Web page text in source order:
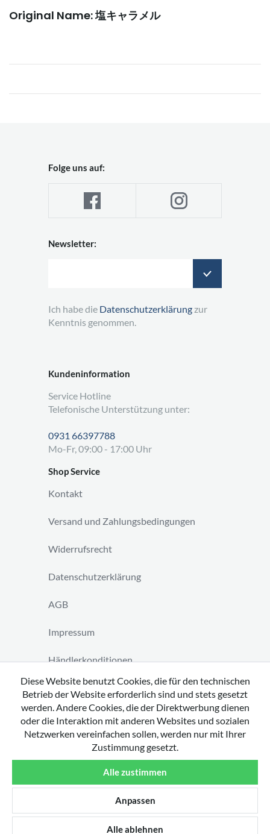
Original Name: 塩キャラメル
Kundeninformation
Service Hotline
Telefonische Unterstützung unter:
0931 66397788
Mo-Fr, 09:00 - 17:00 Uhr
Shop Service
Kontakt
Versand und Zahlungsbedingungen
Widerrufsrecht
Datenschutzerklärung
AGB
Impressum
Händlerkonditionen
Vertrag widerrufen
Folge uns auf:
Newsletter:
Ich habe die Datenschutzerklärung zur
Kenntnis genommen.
Copyright 2026 by tavato GmbH
Diese Website benutzt Cookies, die für den technischen
Betrieb der Website erforderlich sind und stets gesetzt
werden. Andere Cookies, die der Direktwerbung dienen
oder die Interaktion mit anderen Websites und sozialen
Netzwerken vereinfachen sollen, werden nur mit Ihrer
Zustimmung gesetzt.